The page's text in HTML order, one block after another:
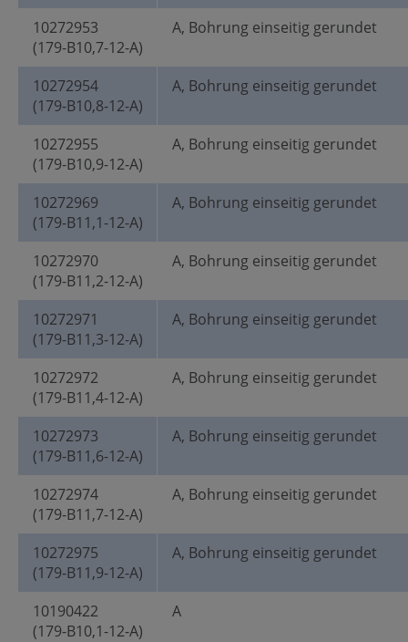
10272953
(179-B10,7-12-A)
A, Bohrung einseitig gerundet
10272954
(179-B10,8-12-A)
A, Bohrung einseitig gerundet
10272955
(179-B10,9-12-A)
A, Bohrung einseitig gerundet
10272969
(179-B11,1-12-A)
A, Bohrung einseitig gerundet
10272970
(179-B11,2-12-A)
A, Bohrung einseitig gerundet
10272971
(179-B11,3-12-A)
A, Bohrung einseitig gerundet
10272972
(179-B11,4-12-A)
A, Bohrung einseitig gerundet
10272973
(179-B11,6-12-A)
A, Bohrung einseitig gerundet
10272974
(179-B11,7-12-A)
A, Bohrung einseitig gerundet
10272975
(179-B11,9-12-A)
A, Bohrung einseitig gerundet
10190422
(179-B10,1-12-A)
A